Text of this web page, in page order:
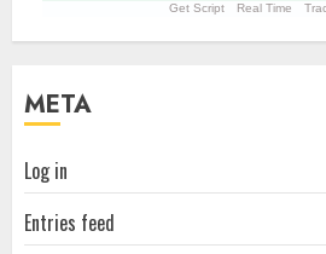
Get Script Real Time
META
Log in
Entries feed